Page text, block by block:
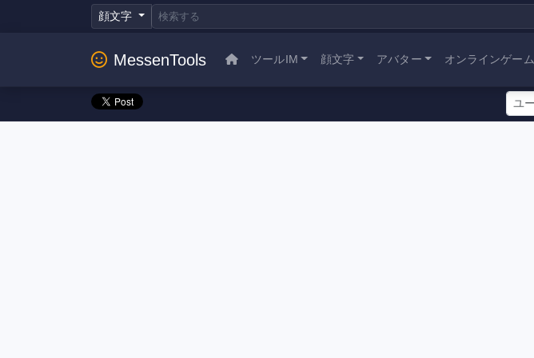
顔文字
MessenTools ツールIM 顔文字 アバター オンラインゲーム